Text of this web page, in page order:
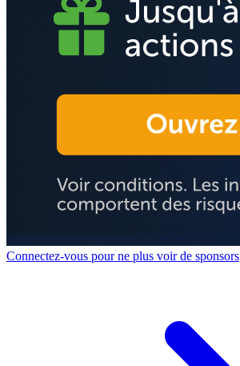
Connectez-vous pour ne plus voir de sponsors